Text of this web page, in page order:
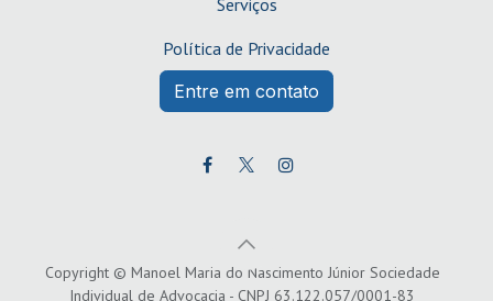
Política de Privacidade
Entre em contato
Copyright © Manoel Maria do Nascimento Júnior Sociedade
Individual de Advocacia - CNPJ 63.122.057/0001-83